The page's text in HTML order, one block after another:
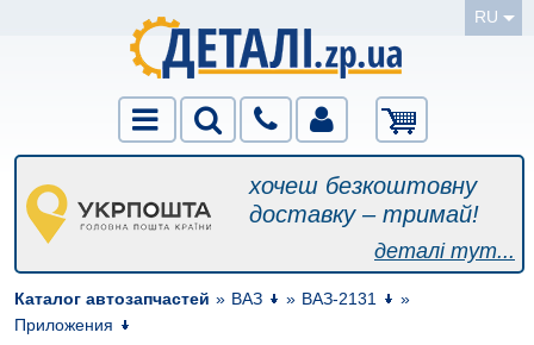
RU
хочеш безкоштовну
доставку – тримай!
деталі тут...
Каталог автозапчастей » ВАЗ » ВАЗ-2131
»
Приложения